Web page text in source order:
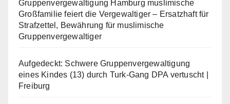
Gruppenvergewaltigung Hamburg muslimische
Großfamilie feiert die Vergewaltiger – Ersatzhaft für
Strafzettel, Bewährung für muslimische
Gruppenvergewaltiger
Aufgedeckt: Schwere Gruppenvergewaltigung
eines Kindes (13) durch Turk-Gang DPA vertuscht |
Freiburg